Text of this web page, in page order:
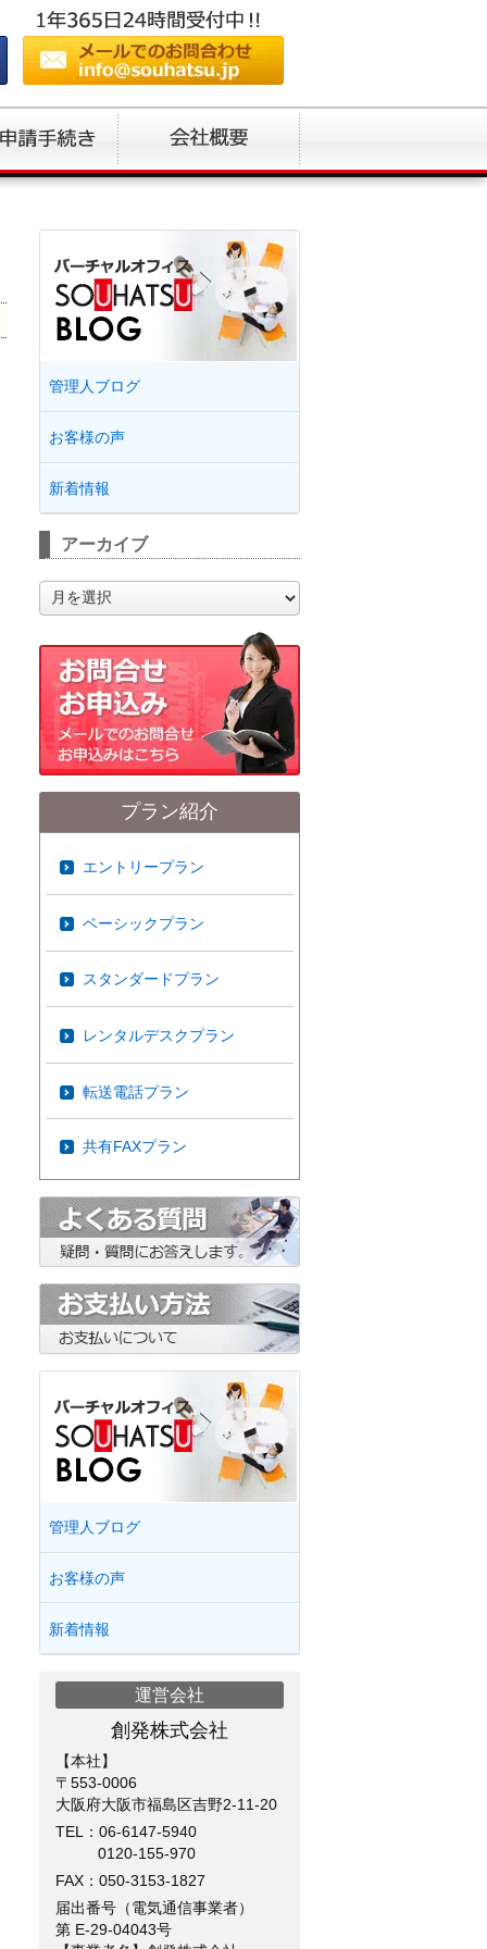
管理人ブログ
お客様の声
新着情報
アーカイブ
ー
ブ
プラン紹介
エントリープラン
ベーシックプラン
スタンダードプラン
レンタルデスクプラン
転送電話プラン
共有FAXプラン
管理人ブログ
お客様の声
新着情報
運営会社
創発株式会社
【本社】
〒553-0006
大阪府大阪市福島区吉野2-11-20
TEL： 06-6147-5940
0120-155-970
FAX：050-3153-1827
届出番号（電気通信事業者）
第 E-29-04043号